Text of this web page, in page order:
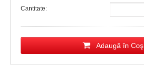
Cantitate:
Adaugă în Coş